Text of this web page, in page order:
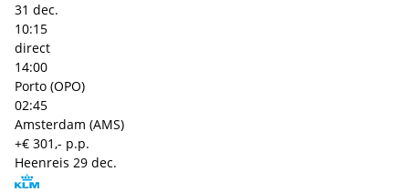
31 dec.
10:15
direct
14:00
Porto (OPO)
02:45
Amsterdam (AMS)
+€ 301,- p.p.
Heenreis 29 dec.